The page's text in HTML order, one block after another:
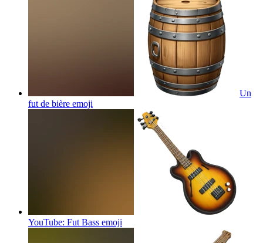
Un
fut de bière emoji
YouTube: Fut Bass emoji